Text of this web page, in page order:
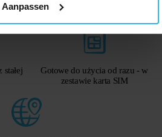
Aanpassen
europejskim prawem
stałej
Gotowe do użycia od razu - w
zestawie karta SIM